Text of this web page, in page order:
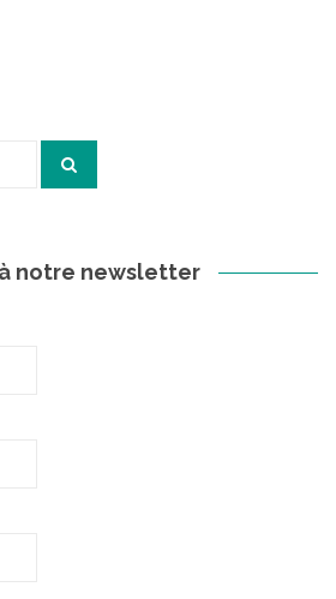
notre newsletter